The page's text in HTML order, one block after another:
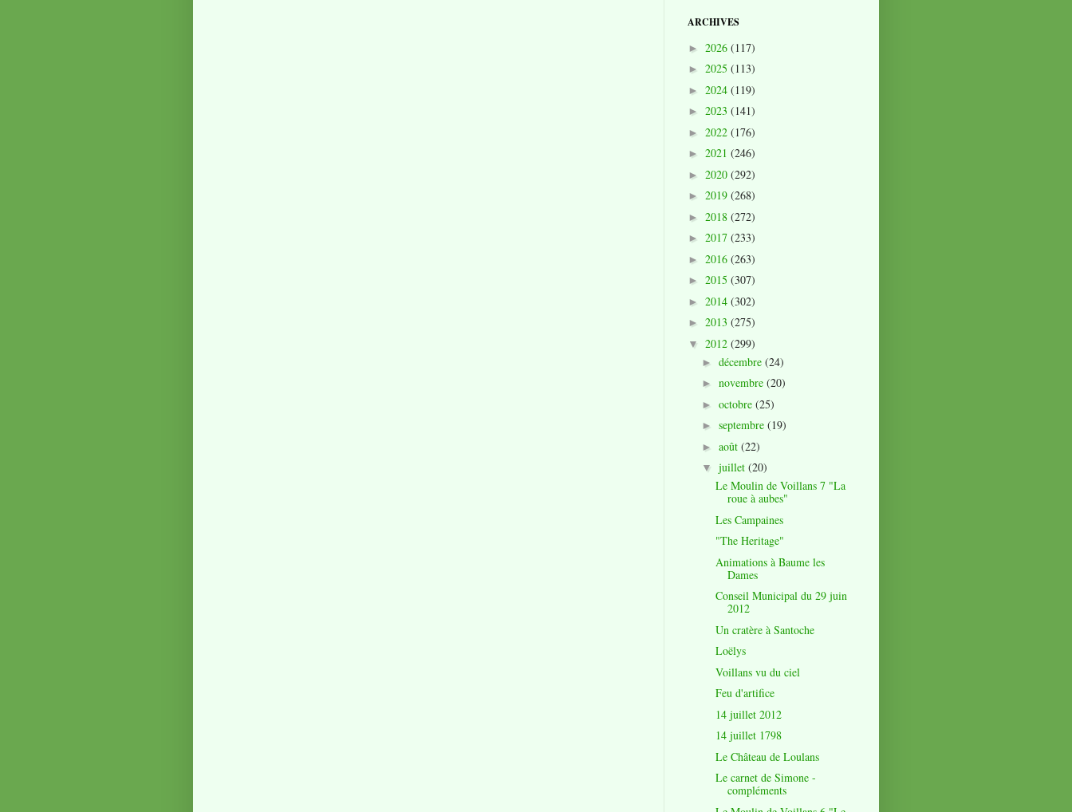
ARCHIVES
► 2026 (117)
► 2025 (113)
► 2024 (119)
► 2023 (141)
► 2022 (176)
► 2021 (246)
► 2020 (292)
► 2019 (268)
► 2018 (272)
► 2017 (233)
► 2016 (263)
► 2015 (307)
► 2014 (302)
► 2013 (275)
▼ 2012 (299)
► décembre (24)
► novembre (20)
► octobre (25)
► septembre (19)
► août (22)
▼ juillet (20)
Le Moulin de Voillans 7 "La
roue à aubes"
Les Campaines
"The Heritage"
Animations à Baume les
Dames
Conseil Municipal du 29 juin
2012
Un cratère à Santoche
Loëlys
Voillans vu du ciel
Feu d'artifice
14 juillet 2012
14 juillet 1798
Le Château de Loulans
Le carnet de Simone -
compléments